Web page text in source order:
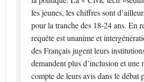
les jeunes, les chiffres sont
pour la tranche des 18-24 ans. En
requête est unanime et
des Français jugent leurs
demandent plus d’inclusion et une
compte de leurs avis dans le débat